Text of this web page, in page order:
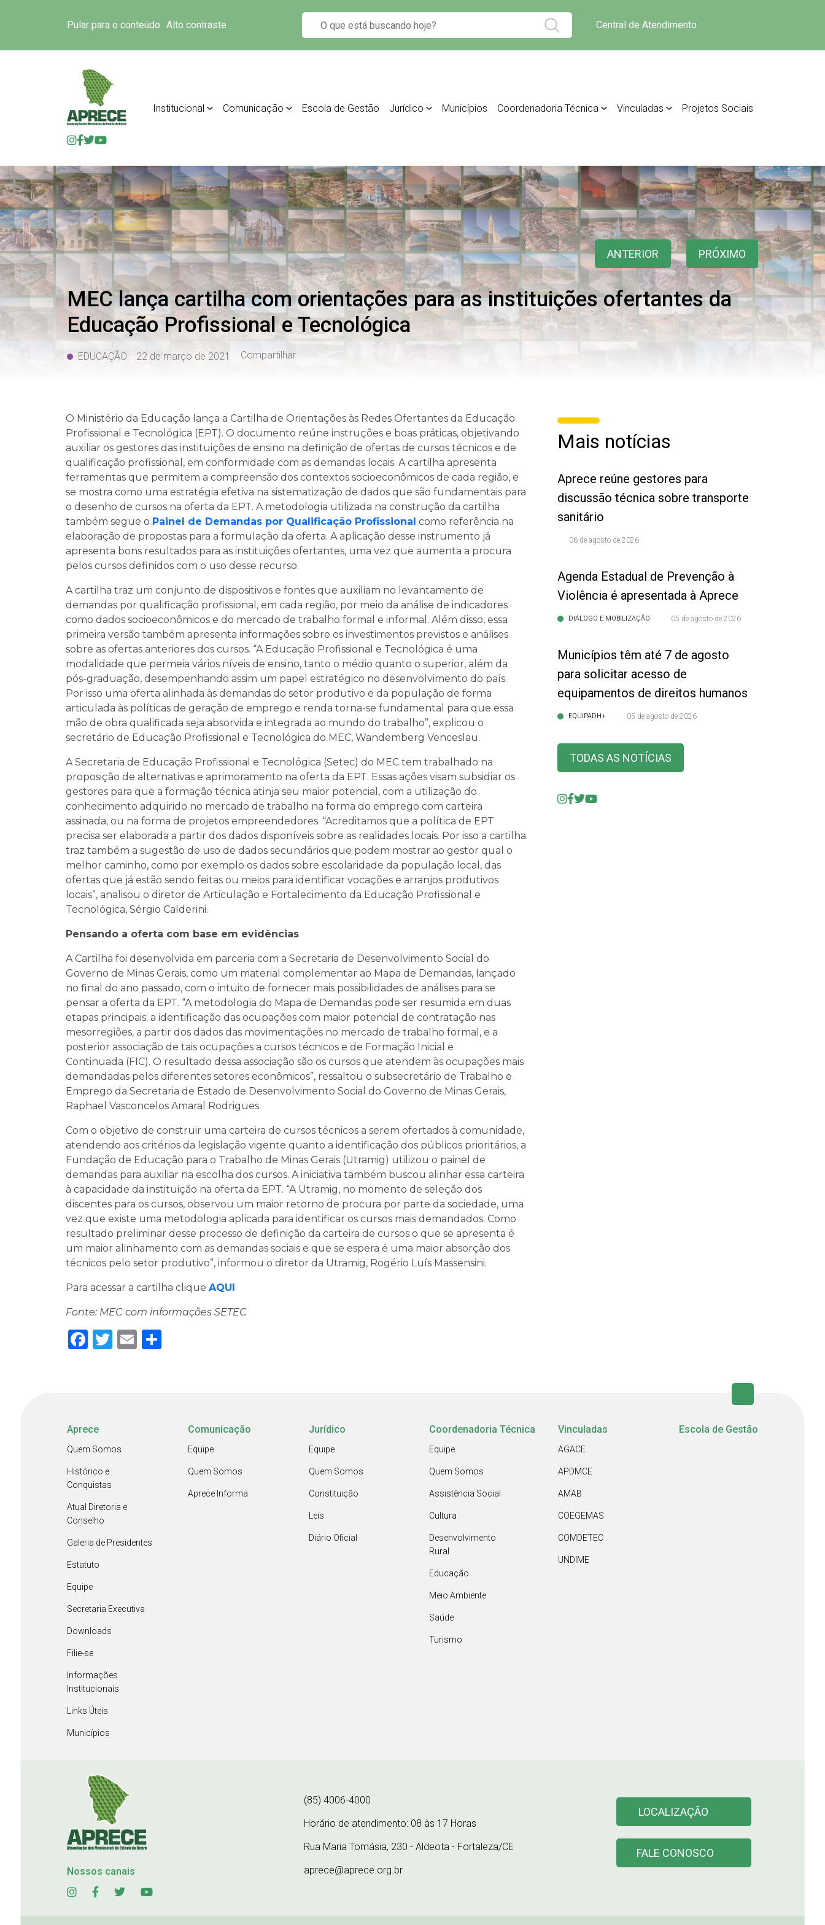
Pular para o conteúdo Alto contraste Central de Atendimento
Institucional Comunicação Escola de Gestão Jurídico Municípios Coordenadoria Técnica Vinculadas Projetos Sociais
ANTERIOR PRÓXIMO
MEC lança cartilha com orientações para as instituições ofertantes da
Educação Profissional e Tecnológica
EDUCAÇÃO 22 de março de 2021 Compartilhar
O Ministério da Educação lança a Cartilha de Orientações às Redes Ofertantes da Educação
Profissional e Tecnológica (EPT). O documento reúne instruções e boas práticas, objetivando
auxiliar os gestores das instituições de ensino na definição de ofertas de cursos técnicos e de
qualificação profissional, em conformidade com as demandas locais. A cartilha apresenta
ferramentas que permitem a compreensão dos contextos socioeconômicos de cada região, e
se mostra como uma estratégia efetiva na sistematização de dados que são fundamentais para
o desenho de cursos na oferta da EPT. A metodologia utilizada na construção da cartilha
também segue o Painel de Demandas por Qualificação Profissional como referência na
elaboração de propostas para a formulação da oferta. A aplicação desse instrumento já
apresenta bons resultados para as instituições ofertantes, uma vez que aumenta a procura
pelos cursos definidos com o uso desse recurso.
A cartilha traz um conjunto de dispositivos e fontes que auxiliam no levantamento de
demandas por qualificação profissional, em cada região, por meio da análise de indicadores
como dados socioeconômicos e do mercado de trabalho formal e informal. Além disso, essa
primeira versão também apresenta informações sobre os investimentos previstos e análises
sobre as ofertas anteriores dos cursos. “A Educação Profissional e Tecnológica é uma
modalidade que permeia vários níveis de ensino, tanto o médio quanto o superior, além da
pós-graduação, desempenhando assim um papel estratégico no desenvolvimento do país.
Por isso uma oferta alinhada às demandas do setor produtivo e da população de forma
articulada às políticas de geração de emprego e renda torna-se fundamental para que essa
mão de obra qualificada seja absorvida e integrada ao mundo do trabalho”, explicou o
secretário de Educação Profissional e Tecnológica do MEC, Wandemberg Venceslau.
A Secretaria de Educação Profissional e Tecnológica (Setec) do MEC tem trabalhado na
proposição de alternativas e aprimoramento na oferta da EPT. Essas ações visam subsidiar os
gestores para que a formação técnica atinja seu maior potencial, com a utilização do
conhecimento adquirido no mercado de trabalho na forma do emprego com carteira
assinada, ou na forma de projetos empreendedores. “Acreditamos que a política de EPT
precisa ser elaborada a partir dos dados disponíveis sobre as realidades locais. Por isso a cartilha
traz também a sugestão de uso de dados secundários que podem mostrar ao gestor qual o
melhor caminho, como por exemplo os dados sobre escolaridade da população local, das
ofertas que já estão sendo feitas ou meios para identificar vocações e arranjos produtivos
locais”, analisou o diretor de Articulação e Fortalecimento da Educação Profissional e
Tecnológica, Sérgio Calderini.
Pensando a oferta com base em evidências
A Cartilha foi desenvolvida em parceria com a Secretaria de Desenvolvimento Social do
Governo de Minas Gerais, como um material complementar ao Mapa de Demandas, lançado
no final do ano passado, com o intuito de fornecer mais possibilidades de análises para se
pensar a oferta da EPT. “A metodologia do Mapa de Demandas pode ser resumida em duas
etapas principais: a identificação das ocupações com maior potencial de contratação nas
mesorregiões, a partir dos dados das movimentações no mercado de trabalho formal, e a
posterior associação de tais ocupações a cursos técnicos e de Formação Inicial e
Continuada (FIC). O resultado dessa associação são os cursos que atendem às ocupações mais
demandadas pelos diferentes setores econômicos”, ressaltou o subsecretário de Trabalho e
Emprego da Secretaria de Estado de Desenvolvimento Social do Governo de Minas Gerais,
Raphael Vasconcelos Amaral Rodrigues.
Com o objetivo de construir uma carteira de cursos técnicos a serem ofertados à comunidade,
atendendo aos critérios da legislação vigente quanto a identificação dos públicos prioritários, a
Fundação de Educação para o Trabalho de Minas Gerais (Utramig) utilizou o painel de
demandas para auxiliar na escolha dos cursos. A iniciativa também buscou alinhar essa carteira
à capacidade da instituição na oferta da EPT. “A Utramig, no momento de seleção dos
discentes para os cursos, observou um maior retorno de procura por parte da sociedade, uma
vez que existe uma metodologia aplicada para identificar os cursos mais demandados. Como
resultado preliminar desse processo de definição da carteira de cursos o que se apresenta é
um maior alinhamento com as demandas sociais e que se espera é uma maior absorção dos
técnicos pelo setor produtivo”, informou o diretor da Utramig, Rogério Luís Massensini.
Para acessar a cartilha clique AQUI
Fonte: MEC com informações SETEC
Facebook
Twitter
Email
Mais notícias
Aprece reúne gestores para
discussão técnica sobre transporte
sanitário
06 de agosto de 2026
Agenda Estadual de Prevenção à
Violência é apresentada à Aprece
DIÁLOGO E MOBILIZAÇÃO 05 de agosto de 2026
Municípios têm até 7 de agosto
para solicitar acesso de
equipamentos de direitos humanos
EQUIPADH+ 05 de agosto de 2026
TODAS AS NOTÍCIAS
Aprece
Quem Somos
Histórico e
Conquistas
Atual Diretoria e
Conselho
Galeria de Presidentes
Estatuto
Equipe
Secretaria Executiva
Downloads
Filie-se
Informações
Institucionais
Links Úteis
Municípios
Comunicação
Equipe
Quem Somos
Aprece Informa
Jurídico
Equipe
Quem Somos
Constituição
Leis
Diário Oficial
Coordenadoria Técnica
Equipe
Quem Somos
Assistência Social
Cultura
Desenvolvimento
Rural
Educação
Meio Ambiente
Saúde
Turismo
Vinculadas
AGACE
APDMCE
AMAB
COEGEMAS
COMDETEC
UNDIME
Escola de Gestão
Nossos canais
(85) 4006-4000
Horário de atendimento: 08 às 17 Horas
Rua Maria Tomásia, 230 - Aldeota - Fortaleza/CE
aprece@aprece.org.br
LOCALIZAÇÃO
FALE CONOSCO